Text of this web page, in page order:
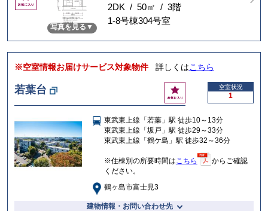
気
り
写真を見る
2DK / 50㎡ / 3階
1-8号棟304号室
※空室情報お届けサービス対象物件 詳しくはこちら
若葉台
お
気
入
り
空室状況
1
東武東上線「若葉」駅 徒歩10～13分
東武東上線「坂戸」駅 徒歩29～33分
東武東上線「鶴ケ島」駅 徒歩32～36分
※住棟別の所要時間はこちら
からご確認
ください。
鶴ヶ島市富士見3
建物情報・お問い合わせ先